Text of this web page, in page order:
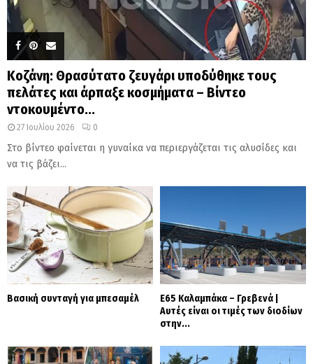
Κοζάνη: Θρασύτατο ζευγάρι υποδύθηκε τους
πελάτες και άρπαξε κοσμήματα – Βίντεο
ντοκουμέντο...
27 Ιουλίου 2026 0
Στο βίντεο φαίνεται η γυναίκα να περιεργάζεται τις αλυσίδες και
να τις βάζει...
Βασική συνταγή για μπεσαμέλ
Ε65 Καλαμπάκα – Γρεβενά |
Αυτές είναι οι τιμές των διοδίων
στην...